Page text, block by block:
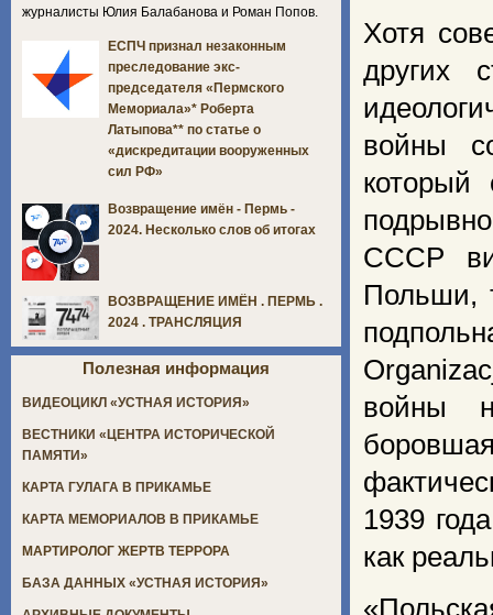
Хотя
других
войны
который
СССР
Польши,
войны
1939
как
журналисты Юлия Балабанова и Роман Попов.
ЕСПЧ признал незаконным
преследование экс-
председателя «Пермского
Мемориала»* Роберта
Латыпова** по статье о
«дискредитации вооруженных
сил РФ»
Возвращение имён - Пермь -
2024. Несколько слов об итогах
ВОЗВРАЩЕНИЕ ИМЁН . ПЕРМЬ .
2024 . ТРАНСЛЯЦИЯ
Полезная информация
ВИДЕОЦИКЛ «УСТНАЯ ИСТОРИЯ»
ВЕСТНИКИ «ЦЕНТРА ИСТОРИЧЕСКОЙ
ПАМЯТИ»
КАРТА ГУЛАГА В ПРИКАМЬЕ
КАРТА МЕМОРИАЛОВ В ПРИКАМЬЕ
МАРТИРОЛОГ ЖЕРТВ ТЕРРОРА
БАЗА ДАННЫХ «УСТНАЯ ИСТОРИЯ»